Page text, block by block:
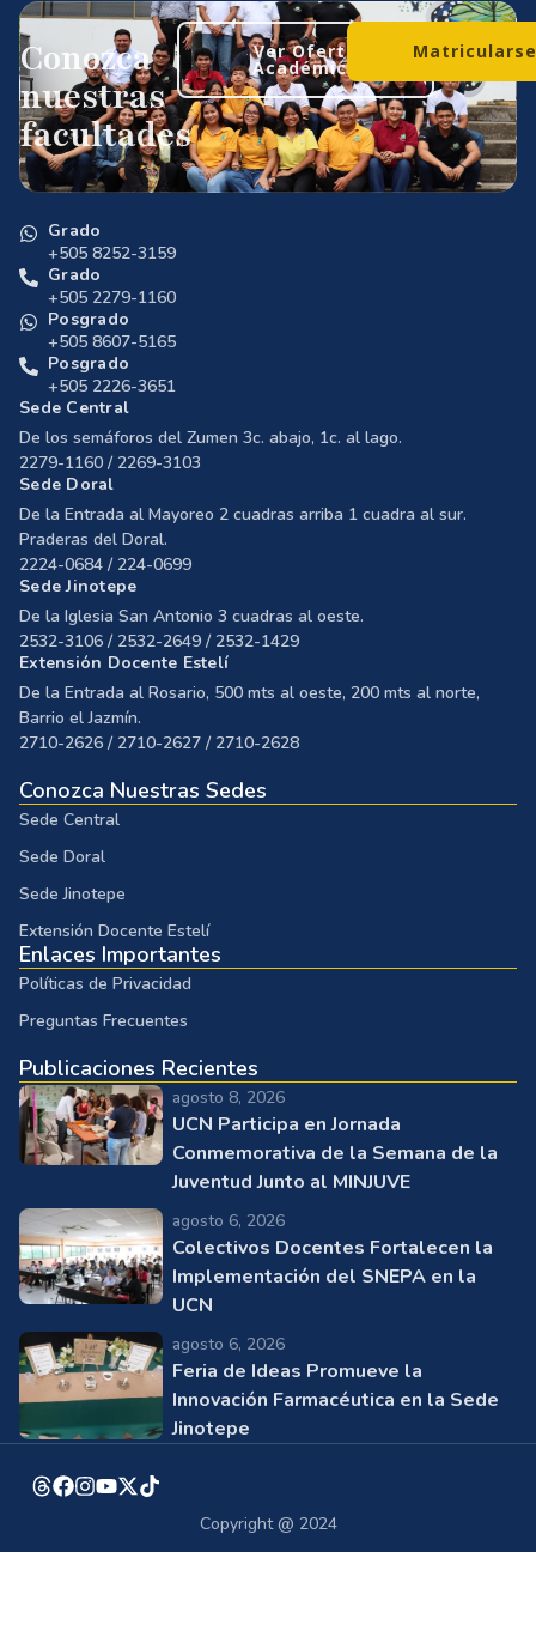
Conozca
nuestras
facultades
Ver Oferta
Académica
Grado
+505 8252-3159
Grado
+505 2279-1160
Posgrado
+505 8607-5165
Posgrado
+505 2226-3651
Sede Central
De los semáforos del Zumen 3c. abajo, 1c. al lago.
2279-1160 / 2269-3103
Sede Doral
De la Entrada al Mayoreo 2 cuadras arriba 1 cuadra al sur.
Praderas del Doral.
2224-0684 / 224-0699
Sede Jinotepe
De la Iglesia San Antonio 3 cuadras al oeste.
2532-3106 / 2532-2649 / 2532-1429
Extensión Docente Estelí
De la Entrada al Rosario, 500 mts al oeste, 200 mts al norte,
Barrio el Jazmín.
2710-2626 / 2710-2627 / 2710-2628
Conozca Nuestras Sedes
Sede Central
Sede Doral
Sede Jinotepe
Extensión Docente Estelí
Enlaces Importantes
Políticas de Privacidad
Preguntas Frecuentes
Publicaciones Recientes
agosto 8, 2026
UCN Participa en Jornada
Conmemorativa de la Semana de la
Juventud Junto al MINJUVE
agosto 6, 2026
Colectivos Docentes Fortalecen la
Implementación del SNEPA en la
UCN
agosto 6, 2026
Feria de Ideas Promueve la
Innovación Farmacéutica en la Sede
Jinotepe
Copyright @ 2024